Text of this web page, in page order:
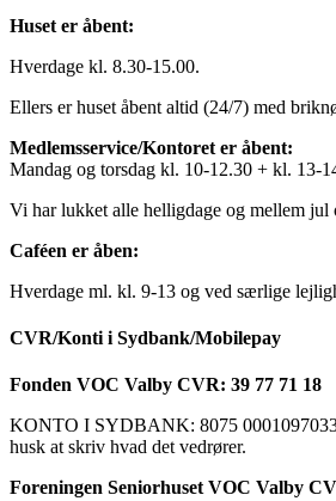
Huset er åbent:
Hverdage kl. 8.30-15.00.
Ellers er huset åbent altid (24/7) med
Medlemsservice/Kontoret er åbent:
Mandag og torsdag kl. 10-12.30 + kl. 13-
Vi har lukket alle helligdage og mellem jul
Caféen er åben:
Hverdage ml. kl. 9-13 og ved særlige
CVR/Konti i Sydbank/Mobilepay
Fonden VOC Valby CVR: 39 77 71 18
KONTO I SYDBANK: 8075
husk at skriv hvad det vedrører.
Foreningen Seniorhuset VOC Valby